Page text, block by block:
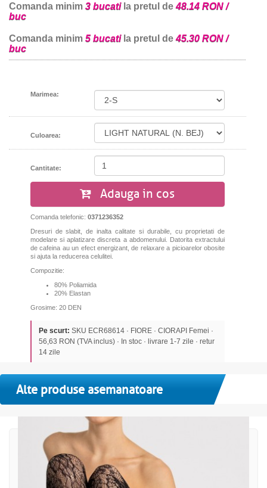
Comanda minim 3 bucatila pretul de48.14 RON /
buc
Comanda minim 5 bucatila pretul de45.30 RON /
buc
Marimea:
Culoarea:
Cantitate:
Adauga in cos
Comanda telefonic: 0371236352
Dresuri de slabit, de inalta calitate si durabile, cu proprietati de
modelare si aplatizare discreta a abdomenului. Datorita extractului
de cafeina au un efect energizant, de relaxare a picioarelor obosite
si ajuta la reducerea celulitei.
Compozitie:
80% Poliamida
20% Elastan
Grosime: 20 DEN
Pe scurt: SKU ECR68614 · FIORE · CIORAPI Femei ·
56,63 RON (TVA inclus) · In stoc · livrare 1-7 zile · retur
14 zile
Alte produse asemanatoare